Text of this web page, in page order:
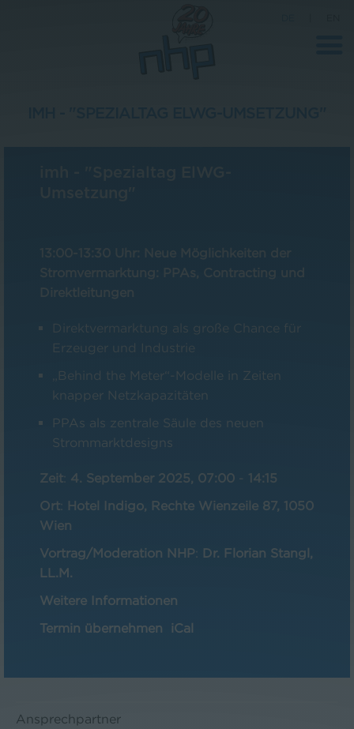
Pressebereich
Kontakt
13:00-13:30 Uhr: Neue Möglichkeiten der
Stromvermarktung: PPAs, Contracting und
Direktleitungen
Direktvermarktung als große Chance für
Erzeuger und Industrie
„Behind the Meter“-Modelle in Zeiten
knapper Netzkapazitäten
PPAs als zentrale Säule des neuen
Strommarktdesigns
Zeit: 4. September 2025, 07:00 - 14:15
Ort: Hotel Indigo, Rechte Wienzeile 87, 1050
Wien
Vortrag/Moderation NHP: Dr. Florian Stangl,
LL.M.
Weitere Informationen
Termin übernehmen
iCal
Ansprechpartner